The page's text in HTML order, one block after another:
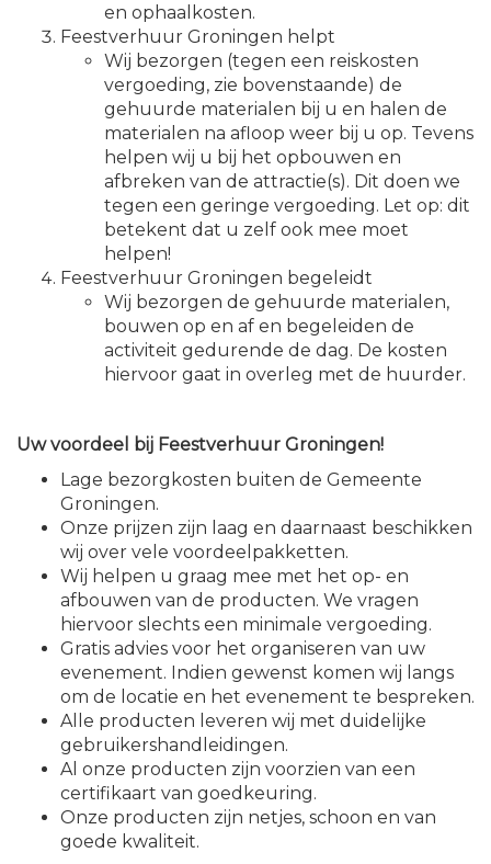
en ophaalkosten.
Feestverhuur Groningen helpt
Wij bezorgen (tegen een reiskosten
vergoeding, zie bovenstaande) de
gehuurde materialen bij u en halen de
materialen na afloop weer bij u op. Tevens
helpen wij u bij het opbouwen en
afbreken van de attractie(s). Dit doen we
tegen een geringe vergoeding. Let op: dit
betekent dat u zelf ook mee moet
helpen!
Feestverhuur Groningen begeleidt
Wij bezorgen de gehuurde materialen,
bouwen op en af en begeleiden de
activiteit gedurende de dag. De kosten
hiervoor gaat in overleg met de huurder.
Uw voordeel bij Feestverhuur Groningen!
Lage bezorgkosten buiten de Gemeente
Groningen.
Onze prijzen zijn laag en daarnaast beschikken
wij over vele voordeelpakketten.
Wij helpen u graag mee met het op- en
afbouwen van de producten. We vragen
hiervoor slechts een minimale vergoeding.
Gratis advies voor het organiseren van uw
evenement. Indien gewenst komen wij langs
om de locatie en het evenement te bespreken.
Alle producten leveren wij met duidelijke
gebruikershandleidingen.
Al onze producten zijn voorzien van een
certifikaart van goedkeuring.
Onze producten zijn netjes, schoon en van
goede kwaliteit.